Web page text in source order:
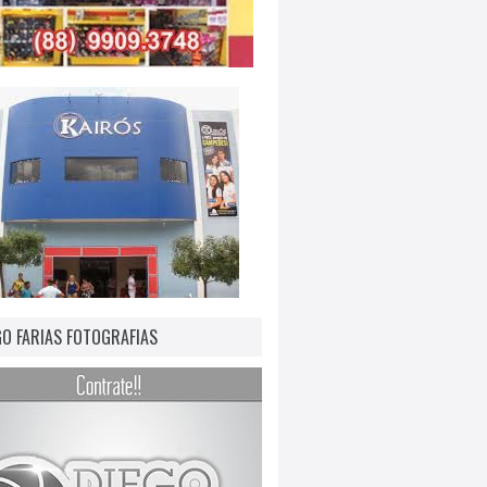
FARIAS FOTOGRAFIAS